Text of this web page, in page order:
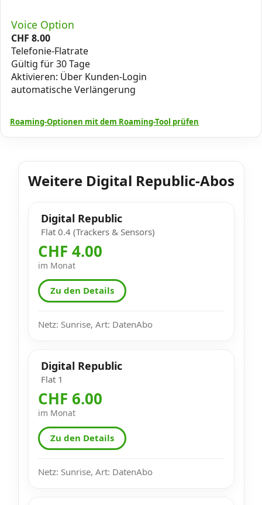
Voice Option
CHF 8.00
Telefonie-Flatrate
Gültig für 30 Tage
Aktivieren: Über Kunden-Login
automatische Verlängerung
Roaming-Optionen mit dem Roaming-Tool prüfen
Weitere Digital Republic-Abos
Digital Republic
Flat 0.4 (Trackers & Sensors)
CHF 4.00
im Monat
Zu den Details
Netz: Sunrise, Art: DatenAbo
Digital Republic
Flat 1
CHF 6.00
im Monat
Zu den Details
Netz: Sunrise, Art: DatenAbo